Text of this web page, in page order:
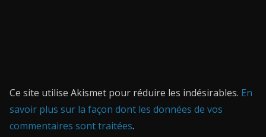
Ce site utilise Akismet pour réduire les indésirables. En
savoir plus sur la façon dont les données de vos
commentaires sont traitées.